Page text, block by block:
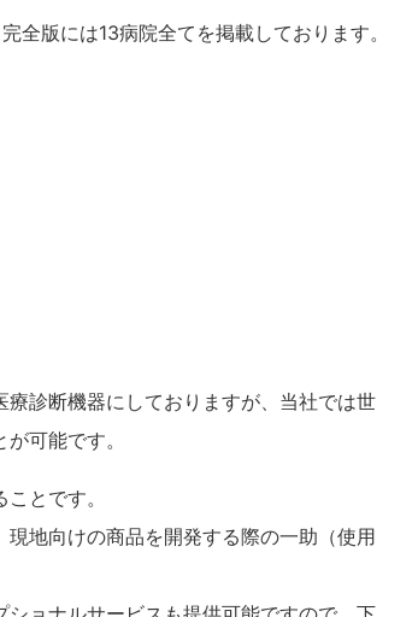
全版には13病院全てを掲載しております。
診断機器にしておりますが、当社では世
可能です。
とです。
地向けの商品を開発する際の一助（使用